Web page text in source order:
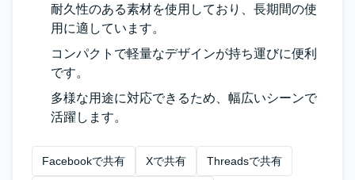
耐久性のある素材を使用しており、長期間の使
用に適しています。
コンパクトで軽量なデザインが持ち運びに便利
です。
多様な用途に対応できるため、幅広いシーンで
活躍します。
Facebookで共有 Xで共有 Threadsで共有